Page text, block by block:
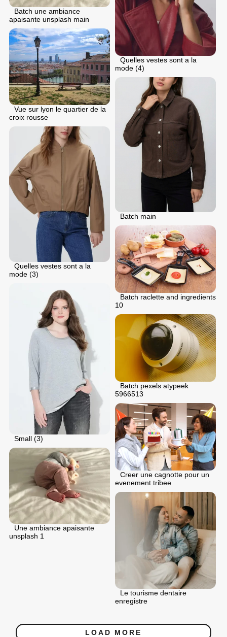
Quelles vestes sont a la
mode (4)
Batch une ambiance
apaisante unsplash main
Vue sur lyon le quartier de la
croix rousse
Batch main
Quelles vestes sont a la
mode (3)
Batch raclette and ingredients
10
Small (3)
Batch pexels atypeek
5966513
Creer une cagnotte pour un
evenement tribee
Une ambiance apaisante
unsplash 1
Le tourisme dentaire
enregistre
LOAD MORE